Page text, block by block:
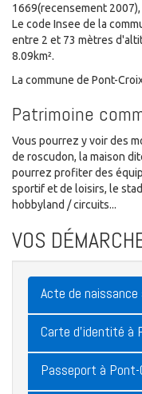
1669(recensement
Le code Insee de la
entre 2 et 73 mètres
8.09km².
La commune de Pont-
Patrimoine
Vous pourrez y voir des
de roscudon, la maison
pourrez profiter des
sportif et de loisirs, le
hobbyland / circuits...
VOS
Acte de
Carte d'identité à
Passeport à Pont-